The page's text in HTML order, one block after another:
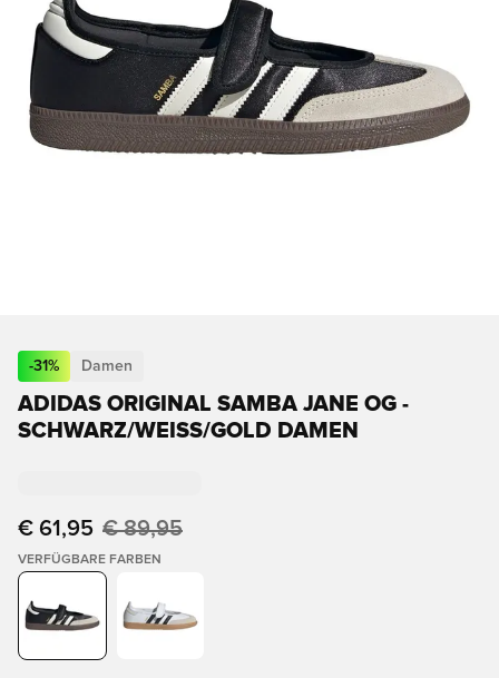
-31% Damen
ADIDAS ORIGINAL SAMBA JANE OG -
SCHWARZ/WEISS/GOLD DAMEN
€ 61,95 € 89,95
VERFÜGBARE FARBEN